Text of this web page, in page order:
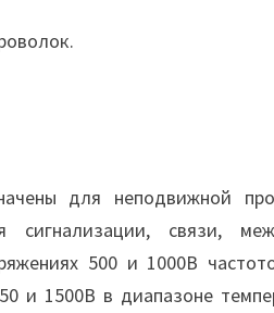
для неподвижной
связи,
500 и 1000В
и 1500В в диапазоне